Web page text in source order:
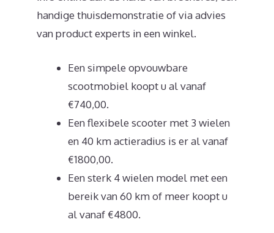
handige thuisdemonstratie of via advies
van product experts in een winkel.
Een simpele opvouwbare
scootmobiel koopt u al vanaf
€740,00.
Een flexibele scooter met 3 wielen
en 40 km actieradius is er al vanaf
€1800,00.
Een sterk 4 wielen model met een
bereik van 60 km of meer koopt u
al vanaf €4800.